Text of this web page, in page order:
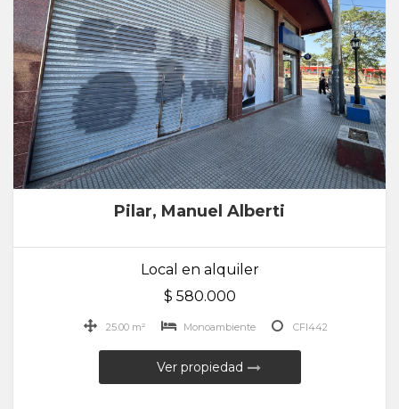
Pilar, Manuel Alberti
Local en alquiler
$ 580.000
25.00 m² Monoambiente CFI442
Ver propiedad